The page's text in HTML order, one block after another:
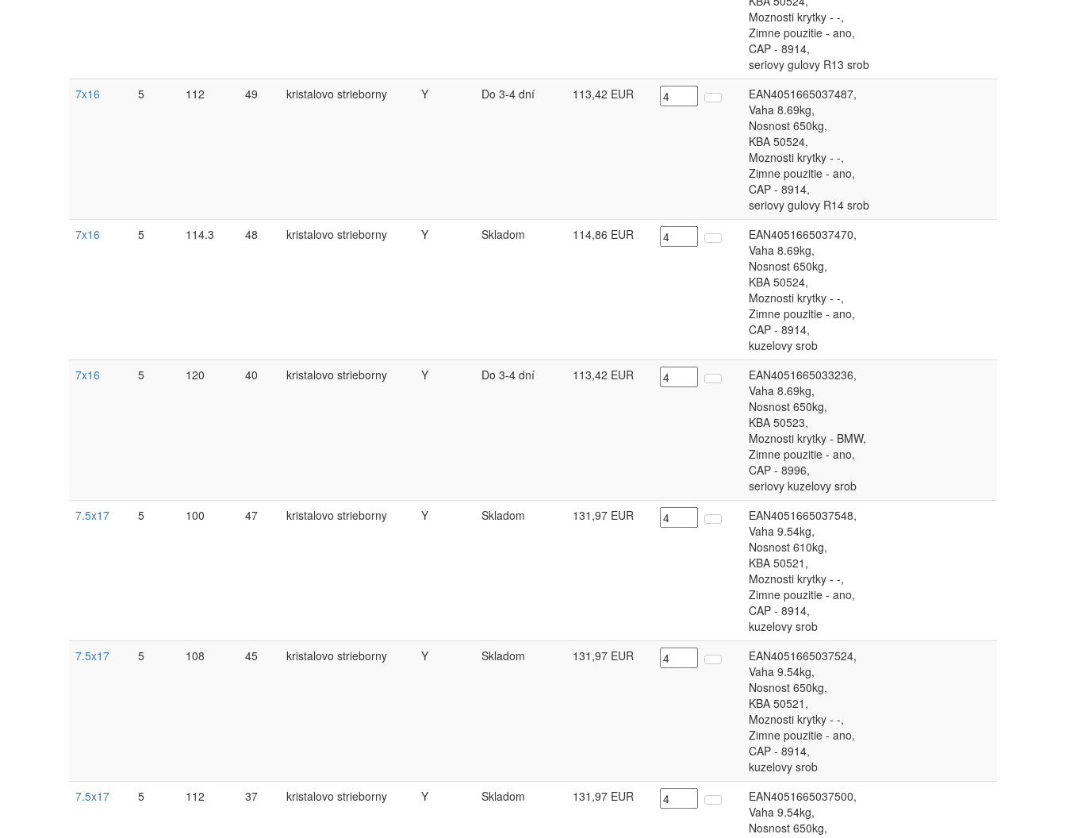
Moznosti krytky - -,
Zimne pouzitie - ano,
CAP - 8914,
seriovy gulovy R13 srob
7x16
5 112 49 kristalovo strieborny Y Do 3-4 dní 113,42 EUR
EAN4051665037487,
Vaha 8.69kg,
Nosnost 650kg,
KBA 50524,
Moznosti krytky - -,
Zimne pouzitie - ano,
CAP - 8914,
seriovy gulovy R14 srob
7x16
5 114.3 48 kristalovo strieborny Y Skladom 114,86 EUR
EAN4051665037470,
Vaha 8.69kg,
Nosnost 650kg,
KBA 50524,
Moznosti krytky - -,
Zimne pouzitie - ano,
CAP - 8914,
kuzelovy srob
7x16
5 120 40 kristalovo strieborny Y Do 3-4 dní 113,42 EUR
EAN4051665033236,
Vaha 8.69kg,
Nosnost 650kg,
KBA 50523,
Moznosti krytky - BMW,
Zimne pouzitie - ano,
CAP - 8996,
seriovy kuzelovy srob
7.5x17
5 100 47 kristalovo strieborny Y Skladom 131,97 EUR
EAN4051665037548,
Vaha 9.54kg,
Nosnost 610kg,
KBA 50521,
Moznosti krytky - -,
Zimne pouzitie - ano,
CAP - 8914,
kuzelovy srob
7.5x17
5 108 45 kristalovo strieborny Y Skladom 131,97 EUR
EAN4051665037524,
Vaha 9.54kg,
Nosnost 650kg,
KBA 50521,
Moznosti krytky - -,
Zimne pouzitie - ano,
CAP - 8914,
kuzelovy srob
7.5x17
5 112 37 kristalovo strieborny Y Skladom 131,97 EUR
EAN4051665037500,
Vaha 9.54kg,
Nosnost 650kg,